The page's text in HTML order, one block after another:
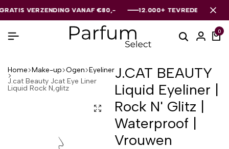
VERZENDING VANAF €80,- 12.000+ TEVREDEN KLANTEN
VERZENDING VANAF €80,- 12.000+ TEVREDEN KLANTEN
VERZENDING VANAF €80,- 12.000+ TEVREDEN KLANTEN
0
Home Make-up Ogen Eyeliner
J.cat Beauty Jcat Eye Liner
Liquid Rock N,glitz
J.CAT BEAUTY
Liquid Eyeliner |
Rock N' Glitz |
Waterproof |
Vrouwen